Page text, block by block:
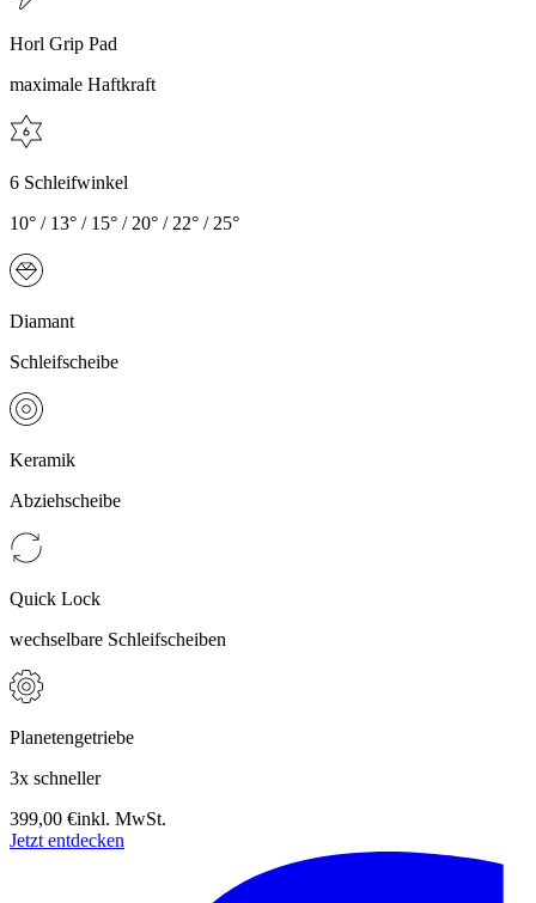
Horl Grip Pad
maximale Haftkraft
6 Schleifwinkel
10° / 13° / 15° / 20° / 22° / 25°
Diamant
Schleifscheibe
Keramik
Abziehscheibe
Quick Lock
wechselbare Schleifscheiben
Planetengetriebe
3x schneller
399,00 €inkl. MwSt.
Jetzt entdecken